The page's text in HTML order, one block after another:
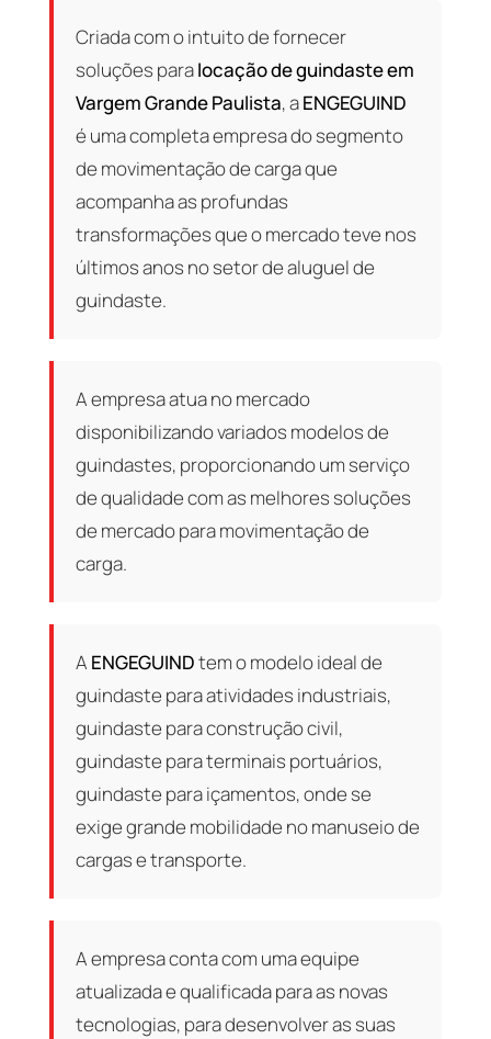
Criada com o intuito de fornecer
soluções paralocação de guindaste em
Vargem Grande Paulista, aENGEGUIND
é uma completa empresa do segmento
de movimentação de carga que
acompanha as profundas
transformações que o mercado teve nos
últimos anos no setor de aluguel de
guindaste.
A empresa atua no mercado
disponibilizando variados modelos de
guindastes, proporcionando um serviço
de qualidade com as melhores soluções
de mercado para movimentação de
carga.
A ENGEGUINDtem o modelo ideal de
guindaste para atividades industriais,
guindaste para construção civil,
guindaste para terminais portuários,
guindaste para içamentos, onde se
exige grande mobilidade no manuseio de
cargas e transporte.
A empresa conta com uma equipe
atualizada e qualificada para as novas
tecnologias, para desenvolver as suas